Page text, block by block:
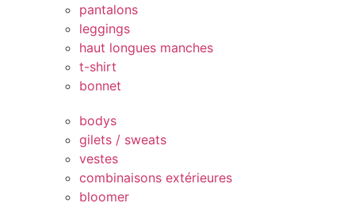
pantalons
leggings
haut longues manches
t-shirt
bonnet
bodys
gilets / sweats
vestes
combinaisons extérieures
bloomer